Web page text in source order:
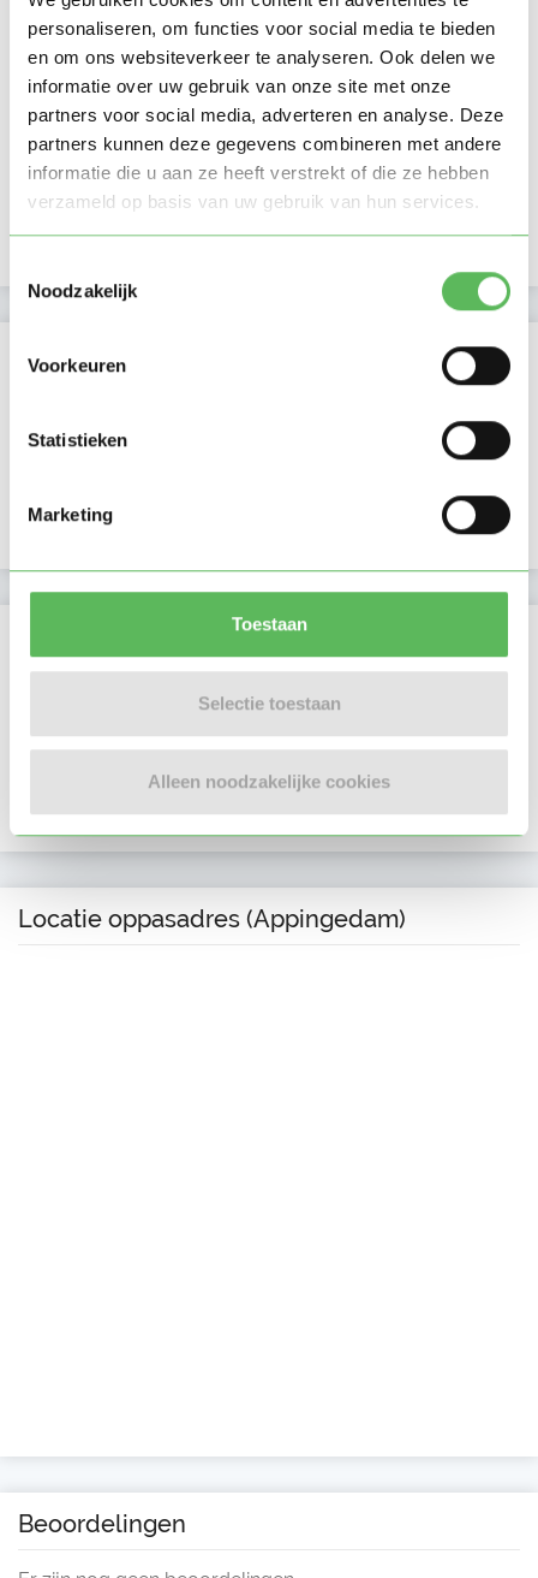
personaliseren, om functies voor social media te bieden
en om ons websiteverkeer te analyseren. Ook delen we
informatie over uw gebruik van onze site met onze
partners voor social media, adverteren en analyse. Deze
partners kunnen deze gegevens combineren met andere
informatie die u aan ze heeft verstrekt of die ze hebben
verzameld op basis van uw gebruik van hun services.
Noodzakelijk
Voorkeuren
Statistieken
Marketing
Toestaan
Selectie toestaan
Alleen noodzakelijke cookies
Kan oppassen op
Middag
Namiddag
Avond
Nacht
NIEUW
Activiteit op Oppasland
10-01-2026
Profiel bijgewerkt 10-01-2026
Telefoonnummer is geverifieerd
Locatie oppasadres (Appingedam)
Beoordelingen